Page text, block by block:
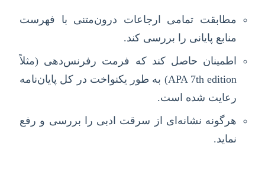
مطابقت تمامی ارجاعات درون‌متنی با فهرست
منابع پایانی را بررسی کند.
اطمینان حاصل کند که فرمت رفرنس‌دهی (مثلاً
APA 7th edition) به طور یکنواخت در کل پایان‌نامه
رعایت شده است.
هرگونه نشانه‌ای از سرقت ادبی را بررسی و رفع
نماید.